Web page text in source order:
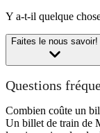
Y a-t-il quelque
Faites le nous savoir!
Questions
Combien coûte un
Un billet de train de